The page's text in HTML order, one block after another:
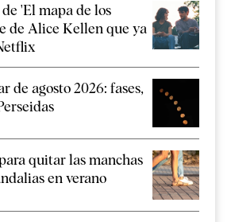
'El mapa de los
de Alice Kellen que ya
de agosto 2026: fases,
quitar las manchas
en verano